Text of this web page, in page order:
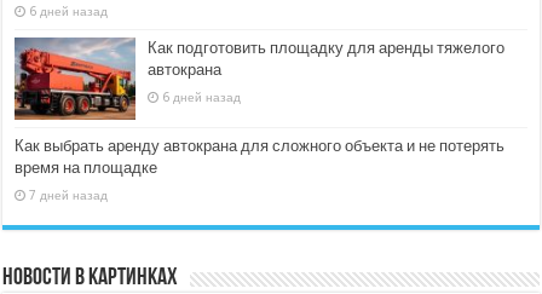
6 дней назад
Как подготовить площадку для аренды тяжелого
автокрана
6 дней назад
Как выбрать аренду автокрана для сложного объекта и не потерять
время на площадке
7 дней назад
Новости в картинках